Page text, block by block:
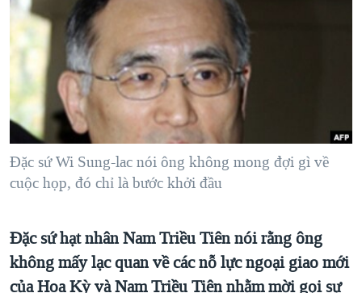
"Tìm"NGƯỜI VIỆT HẢI NGOẠI
ĐỜI SỐNG
KINH TẾ
KHOA HỌC
SỨC KHOẺ
VĂN HOÁ
THỂ THAO
HÀNH TRÌNH BẦU CỬ 2024
MỘT NĂM CHIẾN TRANH TẠI DẢI GAZA
GIẢI MÃ VÀNH ĐAI & CON ĐƯỜNG
NGÀY TỊ NẠN THẾ GIỚI
TRỊNH VĨNH BÌNH - NGƯỜI HẠ 'BÊN THẮNG CUỘC'
GROUND ZERO – XƯA VÀ NAY
CHI PHÍ CHIẾN TRANH AFGHANISTAN
THƯỢNG ĐỈNH TRUMP-KIM TẠI VIỆT NAM
TRỊNH VĨNH BÌNH VS. CHÍNH PHỦ VIỆT NAM
VIDEO
NGHE
MẠNG XÃ HỘI
Ngôn ngữ khác
Đặc sứ Wi Sung-lac nói ông không mong đợi gì về
cuộc họp, đó chỉ là bước khởi đầu
Đặc sứ hạt nhân Nam Triều Tiên nói rằng ông
không mấy lạc quan về các nỗ lực ngoại giao mới
của Hoa Kỳ và Nam Triều Tiên nhằm mời gọi sự